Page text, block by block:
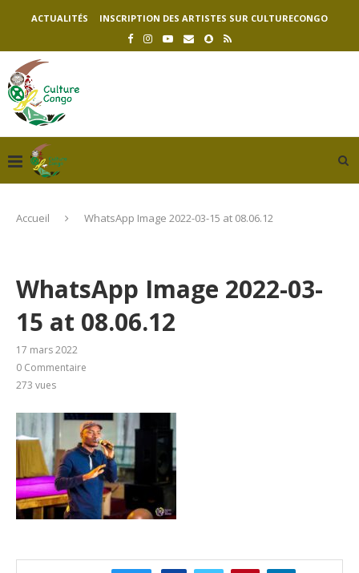
ACTUALITÉS INSCRIPTION DES ARTISTES SUR CULTURECONGO
Accueil WhatsApp Image 2022-03-15 at 08.06.12
WhatsApp Image 2022-03-
15 at 08.06.12
17 mars 2022
0 Commentaire
273 vues